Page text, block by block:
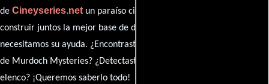
de Cineyseries.netun paraíso cinéfilo completo. Queremos
construir juntos la mejor base de datos cinematográfica, pero
necesitamos su ayuda. ¿Encontraste algún dato faltante en la ficha
de Murdoch Mysteries? ¿Detectaste algún error en la sinopsis o el
elenco? ¡Queremos saberlo todo!